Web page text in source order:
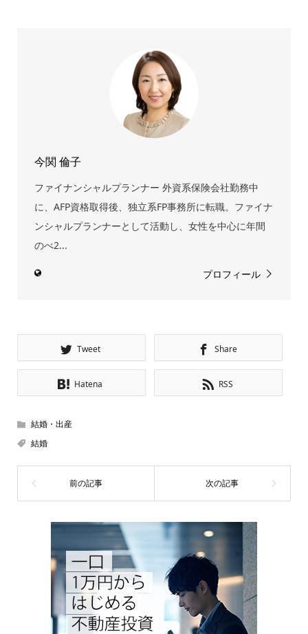
今関 倫子
ファイナンシャルプランナー 外資系保険会社勤務中
に、AFP資格取得後、独立系FP事務所に転職。ファイナ
ンシャルプランナーとして活動し、女性を中心に年間
のべ2...
プロフィール
Tweet Share
Hatena RSS
結婚・出産
結婚